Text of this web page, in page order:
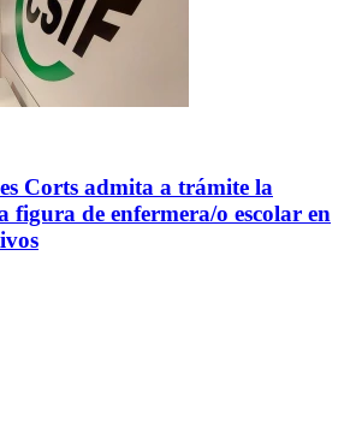
Corts admita a trámite la
figura de enfermera/o escolar en